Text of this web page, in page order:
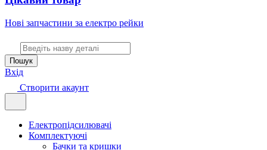
Нові запчастини за електро рейки
Пошук
Вхід
Створити акаунт
Електропідсилювачі
Комплектуючі
Бачки та кришки